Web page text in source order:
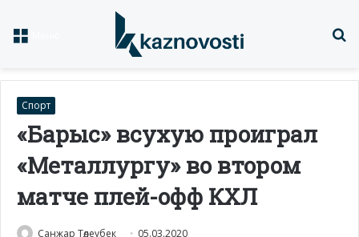
Спорт
«Барыс» всухую проиграл
«Металлургу» во втором
матче плей-офф КХЛ
Санжар Төлеубек 05.03.2020